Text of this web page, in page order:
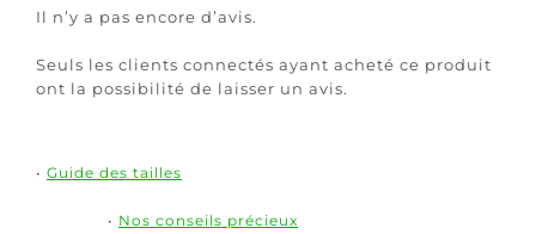
Il n’y a pas encore d’avis.
Seuls les clients connectés ayant acheté ce produit
ont la possibilité de laisser un avis.
• Guide des tailles
• Nos conseils précieux